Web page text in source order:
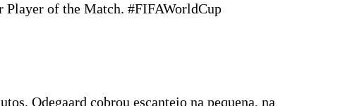
of the Match. #FIFAWorldCup
Odegaard cobrou escanteio na pequena, na